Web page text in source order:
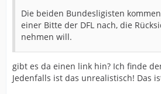
Die beiden Bundesligisten
einer Bitte der DFL nach, die
nehmen will.
gibt es da einen link hin? Ich finde
Jedenfalls ist das unrealistisch! Das